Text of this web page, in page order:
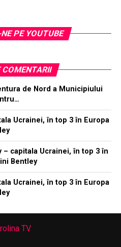
PE YOUTUBE
COMENTARII
de Nord a Municipiului
Ucrainei, în top 3 în Europa
– capitala Ucrainei, în top 3 în
Bentley
Ucrainei, în top 3 în Europa